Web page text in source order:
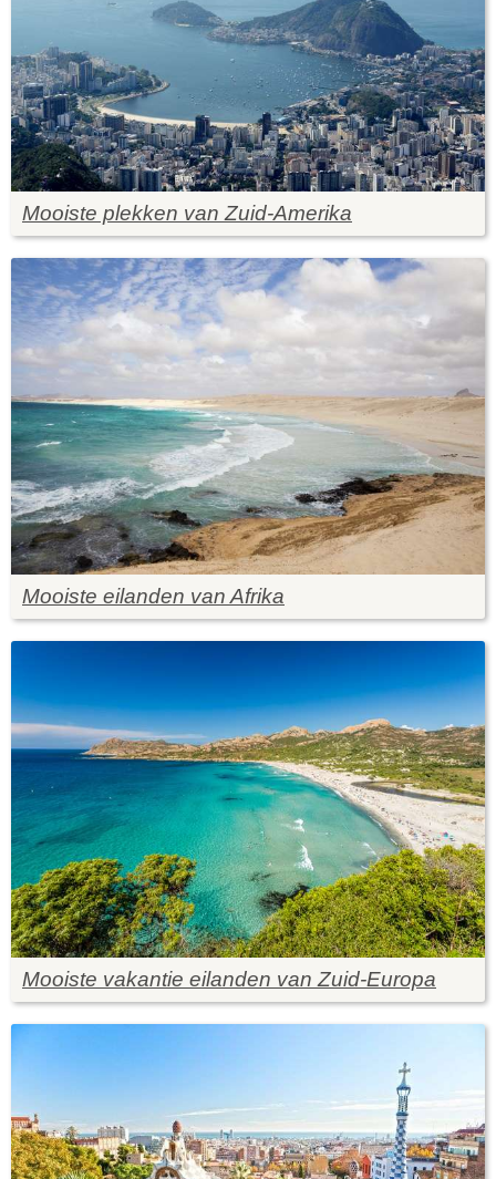
Mooiste plekken van Zuid-Amerika
Mooiste eilanden van Afrika
Mooiste vakantie eilanden van Zuid-Europa